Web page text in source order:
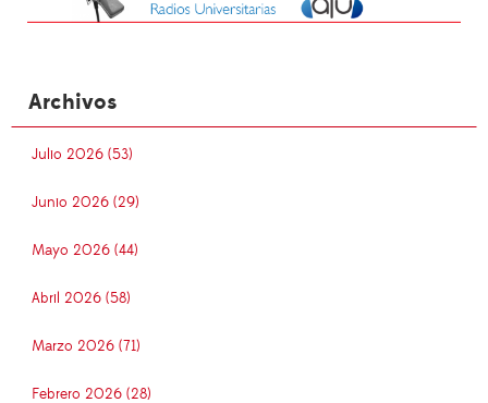
Archivos
Julio 2026 (53)
Junio 2026 (29)
Mayo 2026 (44)
Abril 2026 (58)
Marzo 2026 (71)
Febrero 2026 (28)